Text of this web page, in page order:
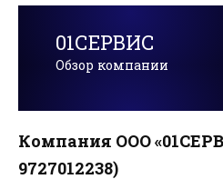
01СЕРВИС
Обзор компании
Компания ООО
9727012238)